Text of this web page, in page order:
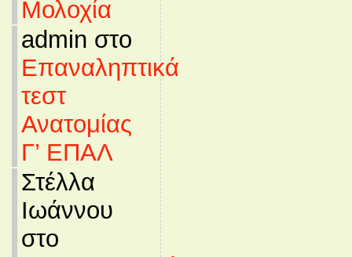
Μολοχία
admin στο
Επαναληπτικά
τεστ
Ανατομίας
Γ’ ΕΠΑΛ
Στέλλα
Ιωάννου
στο